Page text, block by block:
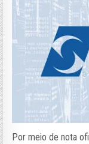
Por meio de nota